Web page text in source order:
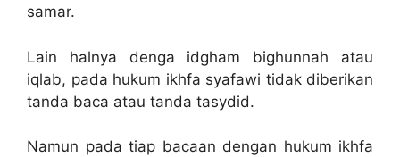
samar.
Lain halnya denga idgham bighunnah atau
iqlab, pada hukum ikhfa syafawi tidak diberikan
tanda baca atau tanda tasydid.
Namun pada tiap bacaan dengan hukum ikhfa